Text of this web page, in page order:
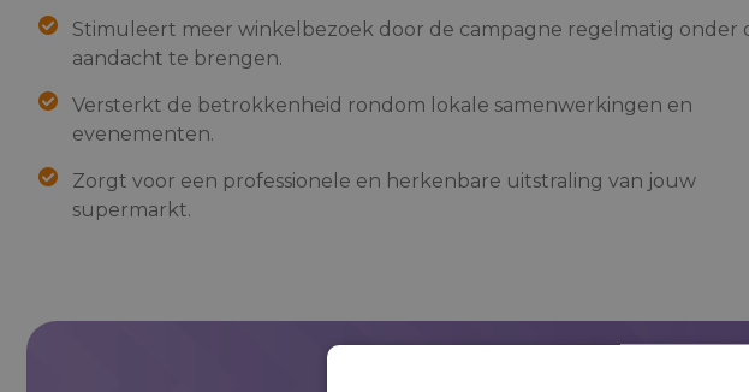
Stimuleert meer winkelbezoek door de campagne regelmatig onder
aandacht te brengen.
Versterkt de betrokkenheid rondom lokale samenwerkingen en
evenementen.
Zorgt voor een professionele en herkenbare uitstraling van jouw
supermarkt.